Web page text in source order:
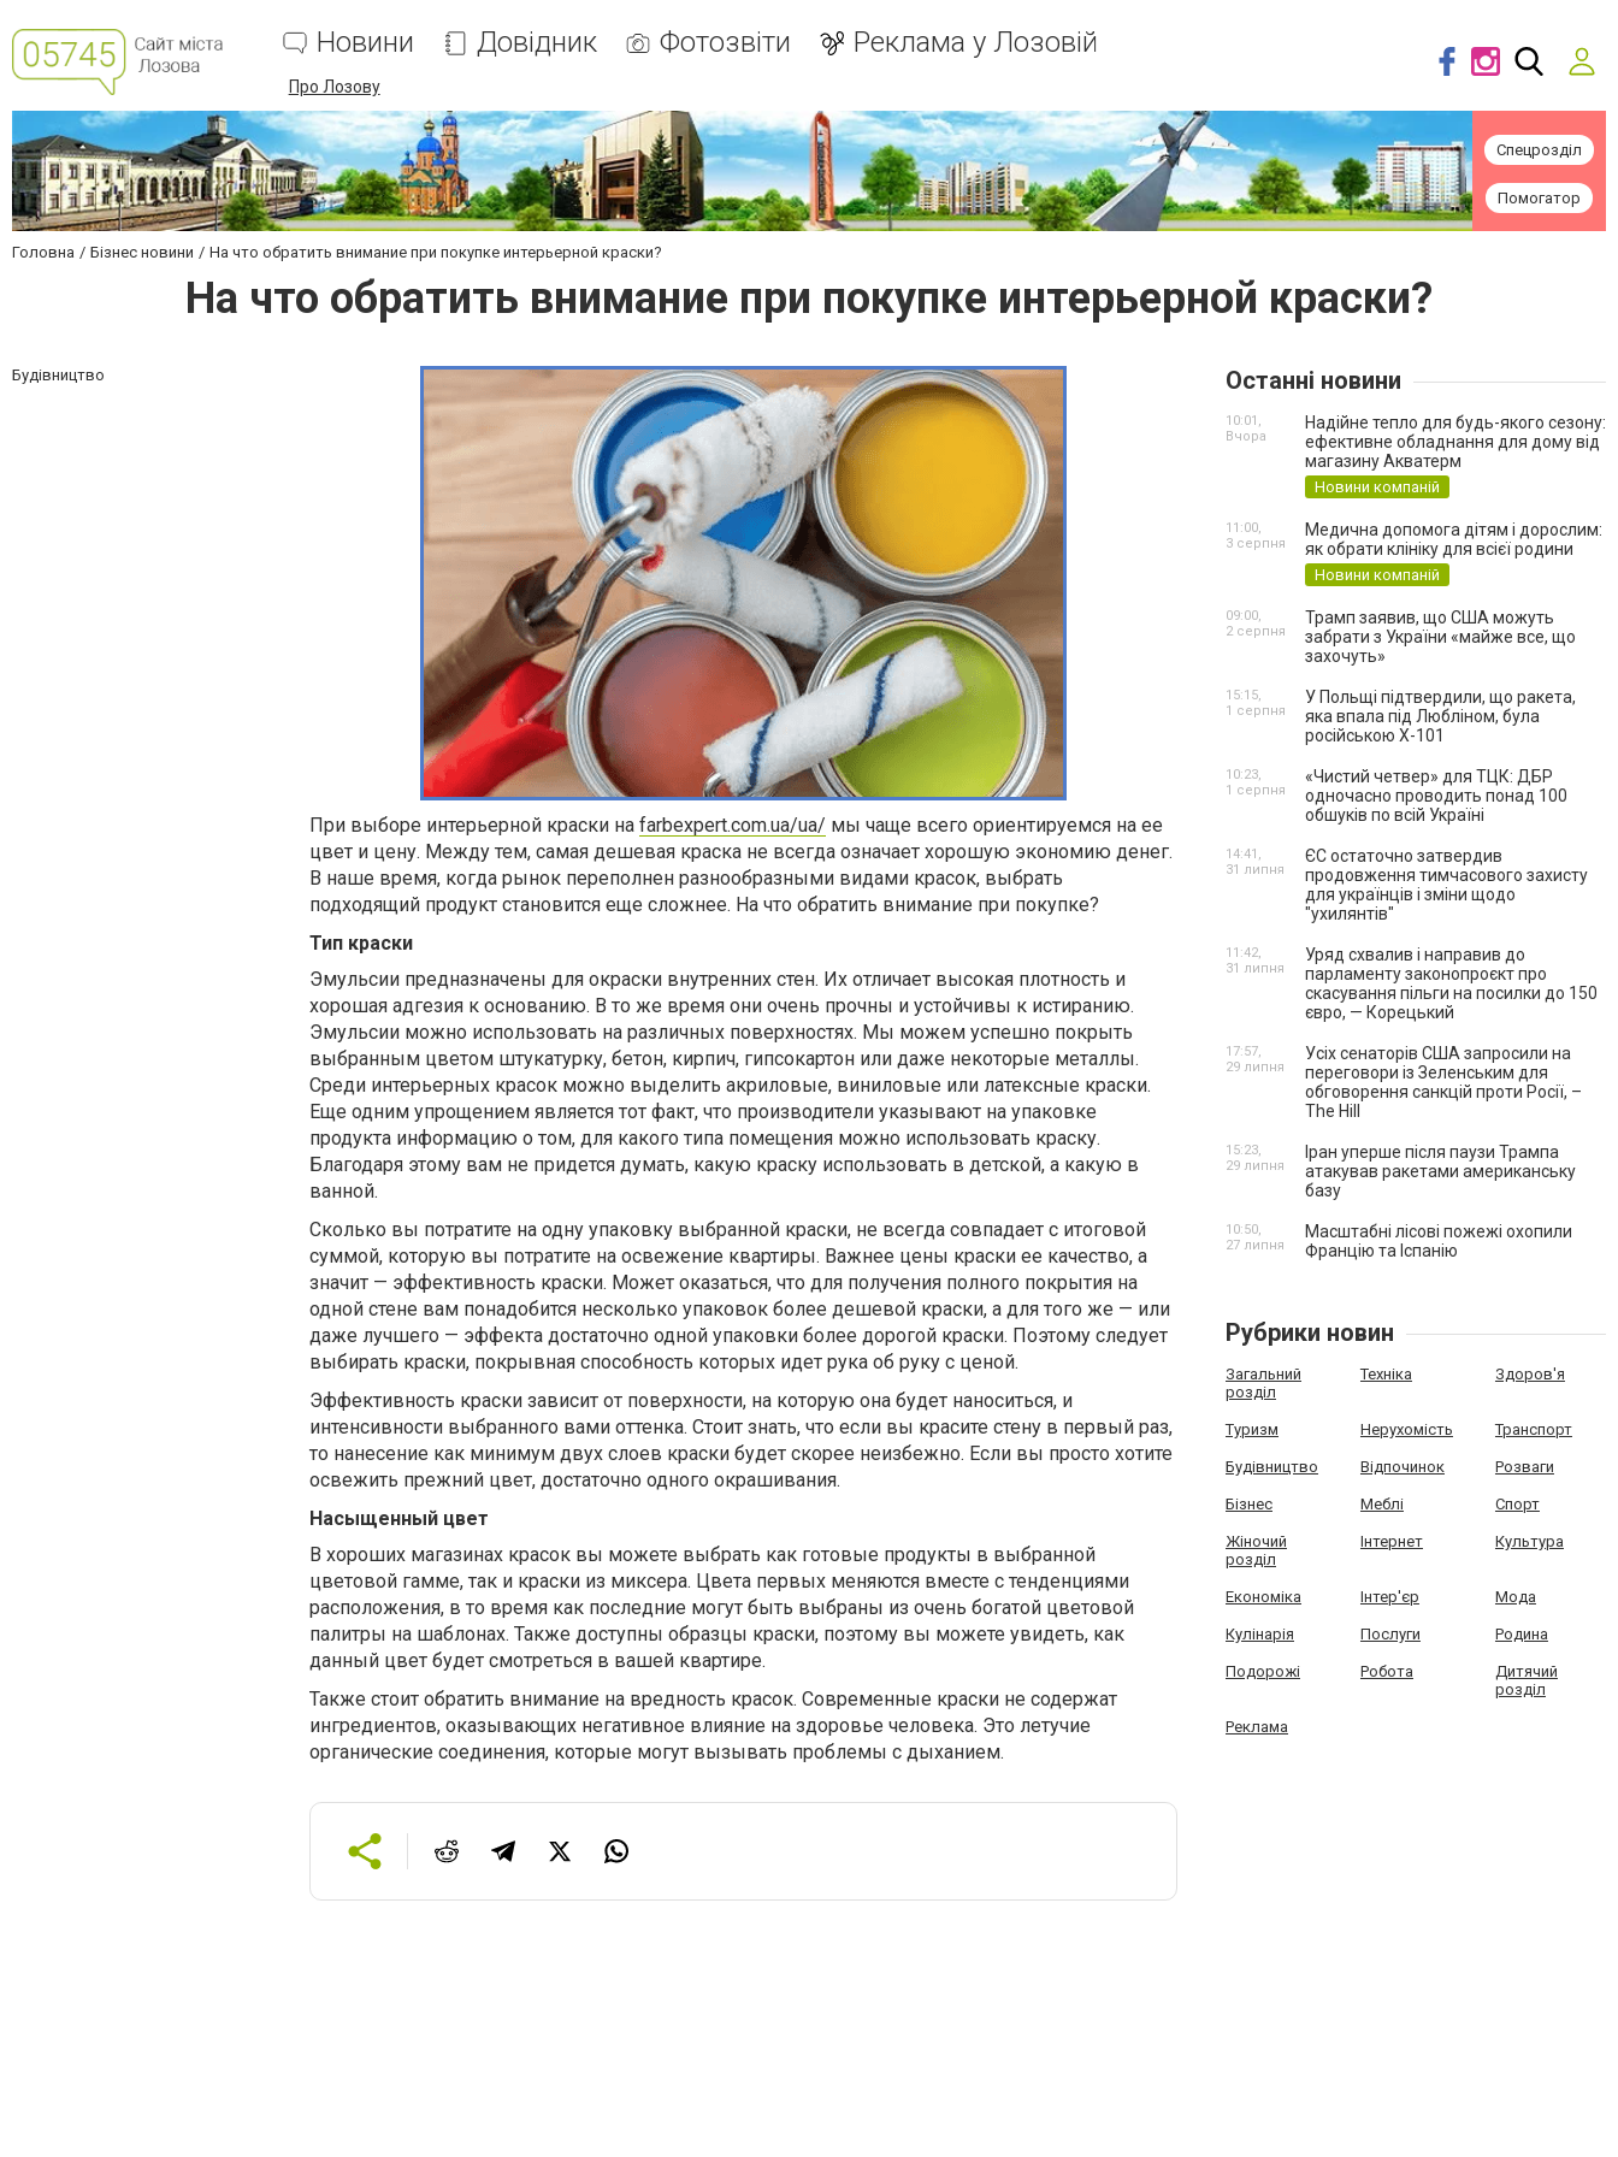
Новини Довідник Фотозвіти Реклама у Лозовій
Про Лозову
Спецрозділ
Помогатор
Головна Бізнес новини На что обратить внимание при покупке интерьерной краски?
На что обратить внимание при покупке интерьерной краски?
Будівництво
При выборе интерьерной краски на farbexpert.com.ua/ua/ мы чаще всего ориентируемся на ее
цвет и цену. Между тем, самая дешевая краска не всегда означает хорошую экономию денег.
В наше время, когда рынок переполнен разнообразными видами красок, выбрать
подходящий продукт становится еще сложнее. На что обратить внимание при покупке?
Тип краски
Эмульсии предназначены для окраски внутренних стен. Их отличает высокая плотность и
хорошая адгезия к основанию. В то же время они очень прочны и устойчивы к истиранию.
Эмульсии можно использовать на различных поверхностях. Мы можем успешно покрыть
выбранным цветом штукатурку, бетон, кирпич, гипсокартон или даже некоторые металлы.
Среди интерьерных красок можно выделить акриловые, виниловые или латексные краски.
Еще одним упрощением является тот факт, что производители указывают на упаковке
продукта информацию о том, для какого типа помещения можно использовать краску.
Благодаря этому вам не придется думать, какую краску использовать в детской, а какую в
ванной.
Сколько вы потратите на одну упаковку выбранной краски, не всегда совпадает с итоговой
суммой, которую вы потратите на освежение квартиры. Важнее цены краски ее качество, а
значит — эффективность краски. Может оказаться, что для получения полного покрытия на
одной стене вам понадобится несколько упаковок более дешевой краски, а для того же — или
даже лучшего — эффекта достаточно одной упаковки более дорогой краски. Поэтому следует
выбирать краски, покрывная способность которых идет рука об руку с ценой.
Эффективность краски зависит от поверхности, на которую она будет наноситься, и
интенсивности выбранного вами оттенка. Стоит знать, что если вы красите стену в первый раз,
то нанесение как минимум двух слоев краски будет скорее неизбежно. Если вы просто хотите
освежить прежний цвет, достаточно одного окрашивания.
Насыщенный цвет
В хороших магазинах красок вы можете выбрать как готовые продукты в выбранной
цветовой гамме, так и краски из миксера. Цвета первых меняются вместе с тенденциями
расположения, в то время как последние могут быть выбраны из очень богатой цветовой
палитры на шаблонах. Также доступны образцы краски, поэтому вы можете увидеть, как
данный цвет будет смотреться в вашей квартире.
Также стоит обратить внимание на вредность красок. Современные краски не содержат
ингредиентов, оказывающих негативное влияние на здоровье человека. Это летучие
органические соединения, которые могут вызывать проблемы с дыханием.
Останні новини
Надійне тепло для будь-якого сезону:
ефективне обладнання для дому від
магазину Акватерм
Новини компаній
10:01,
Вчора
Медична допомога дітям і дорослим:
як обрати клініку для всієї родини
Новини компаній
11:00,
3 серпня
Трамп заявив, що США можуть
забрати з України «майже все, що
захочуть»
09:00,
2 серпня
У Польщі підтвердили, що ракета,
яка впала під Любліном, була
російською Х-101
15:15,
1 серпня
«Чистий четвер» для ТЦК: ДБР
одночасно проводить понад 100
обшуків по всій Україні
10:23,
1 серпня
ЄС остаточно затвердив
продовження тимчасового захисту
для українців і зміни щодо
"ухилянтів"
14:41,
31 липня
Уряд схвалив і направив до
парламенту законопроєкт про
скасування пільги на посилки до 150
євро, — Корецький
11:42,
31 липня
Усіх сенаторів США запросили на
переговори із Зеленським для
обговорення санкцій проти Росії, –
The Hill
17:57,
29 липня
Іран уперше після паузи Трампа
атакував ракетами американську
базу
15:23,
29 липня
Масштабні лісові пожежі охопили
Францію та Іспанію
10:50,
27 липня
Рубрики новин
Загальний
розділ
Техніка Здоров'я
Туризм Нерухомість Транспорт
Будівництво Відпочинок Розваги
Бізнес Меблі Спорт
Жіночий
розділ
Інтернет Культура
Економіка Інтер'єр Мода
Кулінарія Послуги Родина
Подорожі Робота
Дитячий
розділ
Реклама